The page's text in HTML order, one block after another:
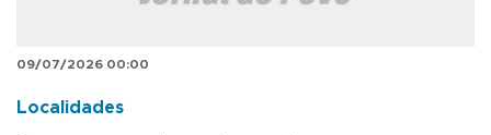
09/07/2026 00:00
Localidades